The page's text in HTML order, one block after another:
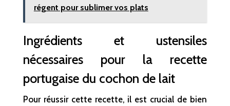
régent pour sublimer vos plats
Ingrédients et ustensiles
nécessaires pour la recette
portugaise du cochon de lait
Pour réussir cette recette, il est crucial de bien